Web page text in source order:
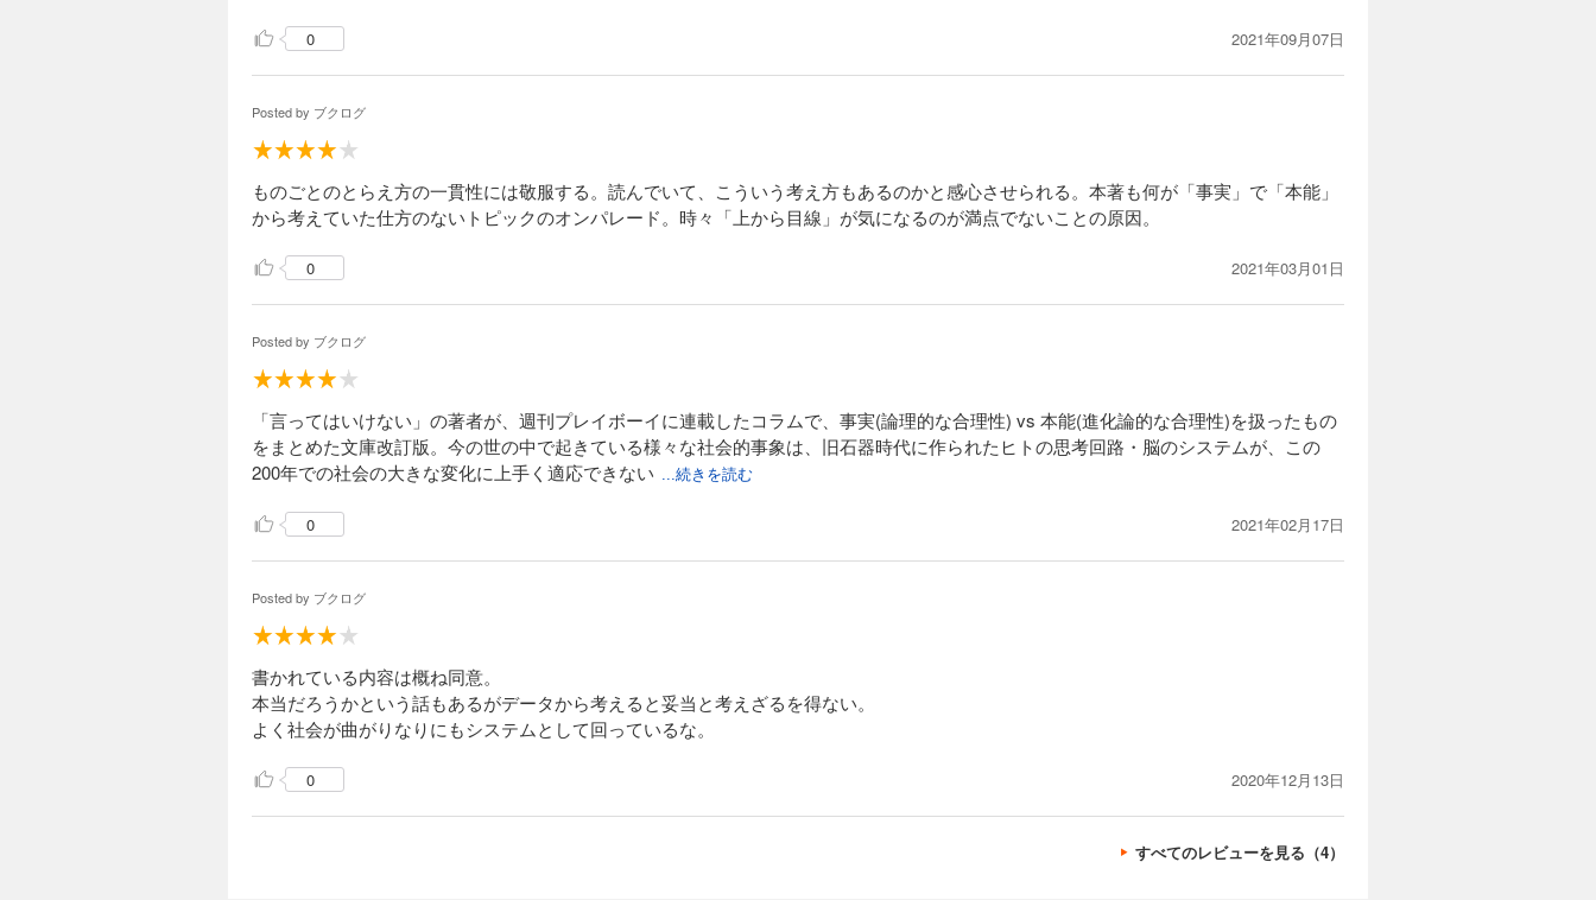
0 2021年09月07日
Posted by ブクログ
ものごとのとらえ方の一貫性には敬服する。読んでいて、こういう考え方もあるのかと感心させられる。本著も何が「事実」で「本能」
から考えていた仕方のないトピックのオンパレード。時々「上から目線」が気になるのが満点でないことの原因。
0 2021年03月01日
Posted by ブクログ
「言ってはいけない」の著者が、週刊プレイボーイに連載したコラムで、事実(論理的な合理性) vs 本能(進化論的な合理性)を扱ったもの
をまとめた文庫改訂版。今の世の中で起きている様々な社会的事象は、旧石器時代に作られたヒトの思考回路・脳のシステムが、この
200年での社会の大きな変化に上手く適応できない ...続きを読む
0 2021年02月17日
Posted by ブクログ
書かれている内容は概ね同意。
本当だろうかという話もあるがデータから考えると妥当と考えざるを得ない。
よく社会が曲がりなりにもシステムとして回っているな。
0 2020年12月13日
すべてのレビューを見る（4）